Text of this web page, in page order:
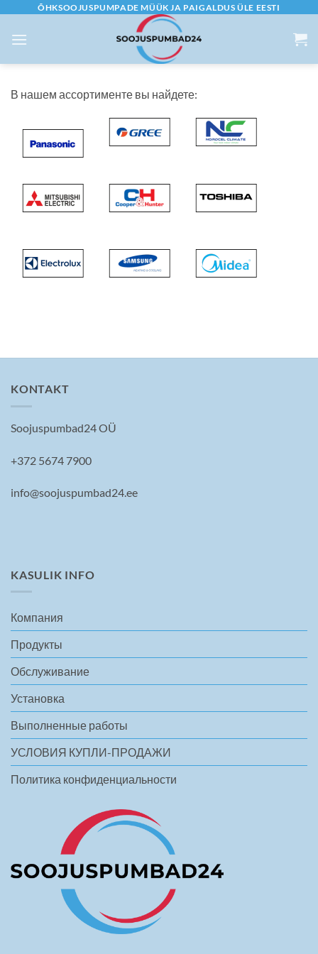
content
ÕHKSOOJUSPUMPADE MÜÜK JA PAIGALDUS ÜLE EESTI
В нашем ассортименте вы найдете:
KONTAKT
Soojuspumbad24 OÜ
+372 5674 7900
info@soojuspumbad24.ee
KASULIK INFO
Компания
Продукты
Обслуживание
Установка
Выполненные работы
УСЛОВИЯ КУПЛИ-ПРОДАЖИ
Политика конфиденциальности